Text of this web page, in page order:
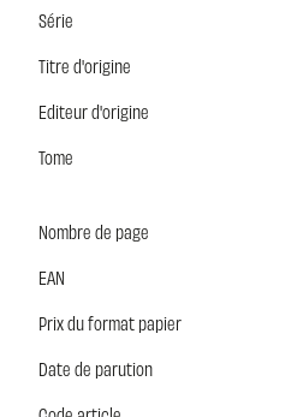
Série
Titre d'origine
Editeur d'origine
Tome
Nombre de page
EAN
Prix du format papier
Date de parution